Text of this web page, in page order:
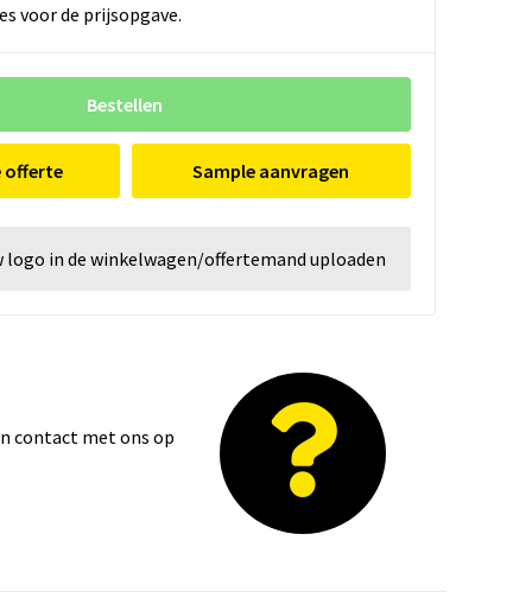
voor de prijsopgave.
Bestellen
offerte Sample aanvragen
logo in de winkelwagen/offertemand uploaden
contact met ons op